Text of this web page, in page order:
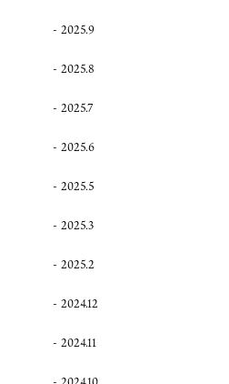
2025.9
2025.8
2025.7
2025.6
2025.5
2025.3
2025.2
2024.12
2024.11